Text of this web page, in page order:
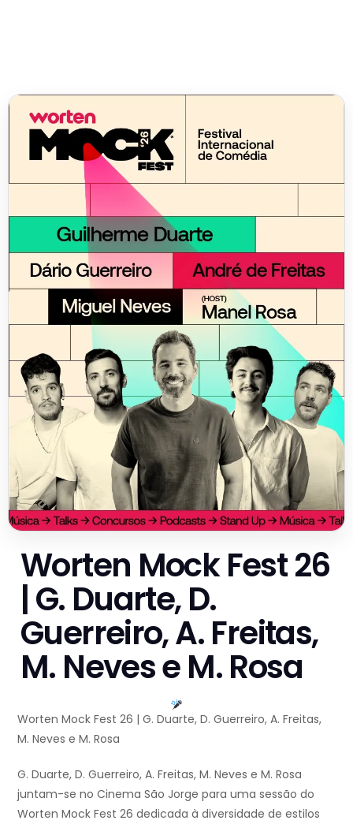
Worten Mock Fest 26
| G. Duarte, D.
Guerreiro, A. Freitas,
M. Neves e M. Rosa
Worten Mock Fest 26 | G. Duarte, D. Guerreiro, A. Freitas,
M. Neves e M. Rosa
G. Duarte, D. Guerreiro, A. Freitas, M. Neves e M. Rosa
juntam-se no Cinema São Jorge para uma sessão do
Worten Mock Fest 26 dedicada à diversidade de estilos